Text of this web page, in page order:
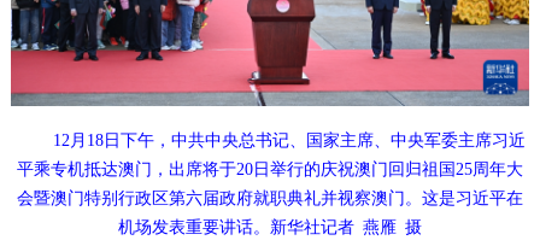
12月18日下午，中共中央总书记、国家主席、中央军委主席习近
平乘专机抵达澳门，出席将于20日举行的庆祝澳门回归祖国25周年大
会暨澳门特别行政区第六届政府就职典礼并视察澳门。这是习近平在
机场发表重要讲话。新华社记者 燕雁 摄